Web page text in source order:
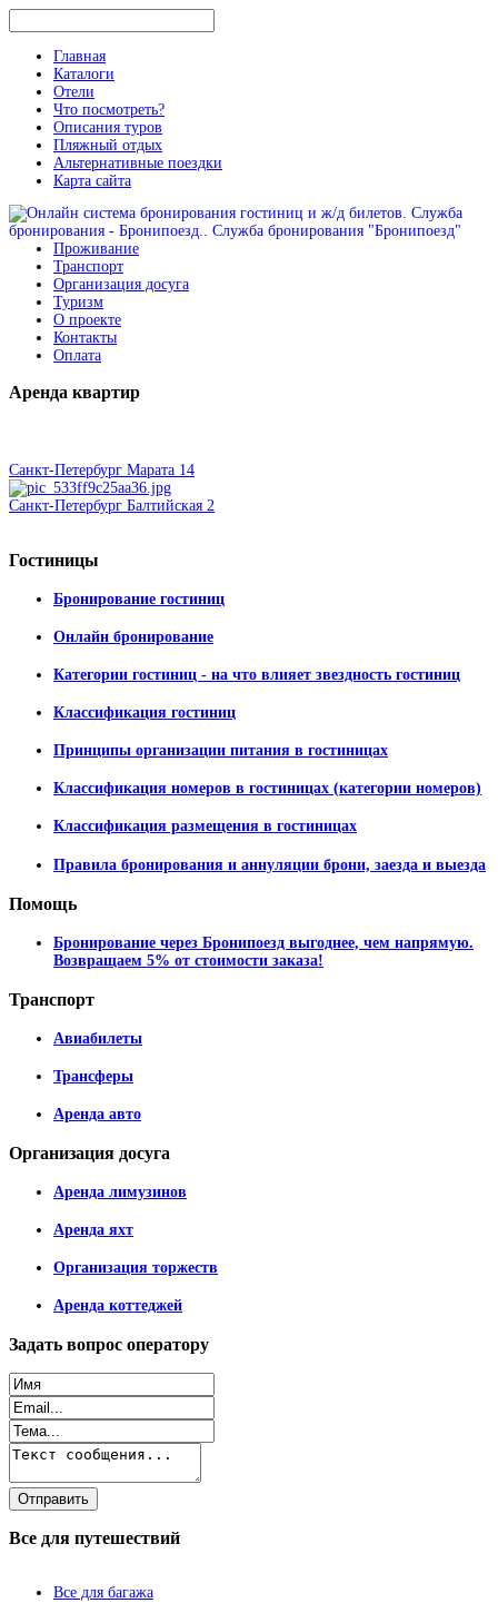
Главная
Каталоги
Отели
Что посмотреть?
Описания туров
Пляжный отдых
Альтернативные поездки
Карта сайта
Проживание
Транспорт
Организация досуга
Туризм
О проекте
Контакты
Оплата
Аренда квартир
Санкт-Петербург Марата 14
Санкт-Петербург Балтийская 2
Гостиницы
Бронирование гостиниц
Онлайн бронирование
Категории гостиниц - на что влияет звездность гостиниц
Классификация гостиниц
Принципы организации питания в гостиницах
Классификация номеров в гостиницах (категории номеров)
Классификация размещения в гостиницах
Правила бронирования и аннуляции брони, заезда и выезда
Помощь
Бронирование через Бронипоезд выгоднее, чем напрямую.
Возвращаем 5% от стоимости заказа!
Транспорт
Авиабилеты
Трансферы
Аренда авто
Организация досуга
Аренда лимузинов
Аренда яхт
Организация торжеств
Аренда коттеджей
Задать вопрос оператору
Все для путешествий
Все для багажа